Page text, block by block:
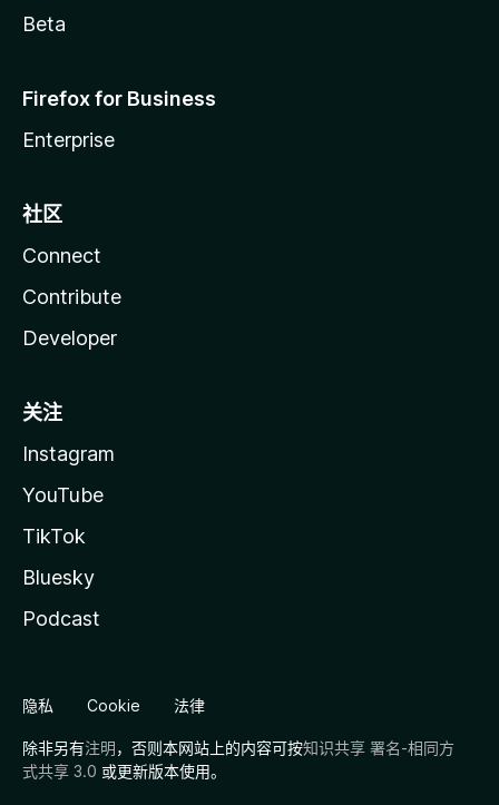
Beta
Firefox for Business
Enterprise
社区
Connect
Contribute
Developer
关注
Instagram
YouTube
TikTok
Bluesky
Podcast
隐私 Cookie 法律
除非另有注明，否则本网站上的内容可按知识共享 署名-相同方
式共享 3.0 或更新版本使用。